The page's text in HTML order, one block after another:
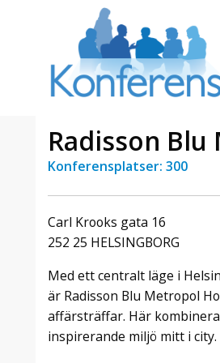
Radisson
Konferensplatser: 300
Carl Krooks gata 16
252 25 HELSINGBORG
Med ett centralt läge i
är Radisson Blu Metropol
affärsträffar. Här
inspirerande miljö mitt i city.
av att
här är
Erbjudande från
Julerbjudande
Välkommen att
november och
förvandlar vi
stämningsfull
hantverk, tradi ...